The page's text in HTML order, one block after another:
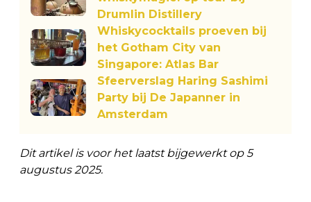
Drumlin Distillery
Whiskycocktails proeven bij
het Gotham City van
Singapore: Atlas Bar
Sfeerverslag Haring Sashimi
Party bij De Japanner in
Amsterdam
Dit artikel is voor het laatst bijgewerkt op 5
augustus 2025.